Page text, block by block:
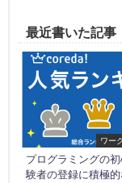
最近書いた記事
ワー
プログラミングの
験者の登録に積極